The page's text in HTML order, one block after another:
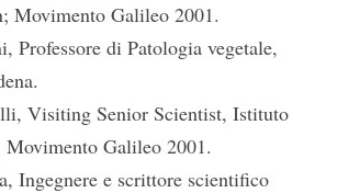
Movimento Galileo 2001.
Professore di Patologia vegetale,
Visiting Senior Scientist, Istituto
Movimento Galileo 2001.
Ingegnere e scrittore scientifico